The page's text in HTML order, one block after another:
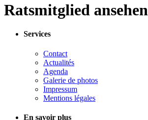
Ratsmitglied ansehen
Services
Contact
Actualités
Agenda
Galerie de photos
Impressum
Mentions légales
En savoir plus